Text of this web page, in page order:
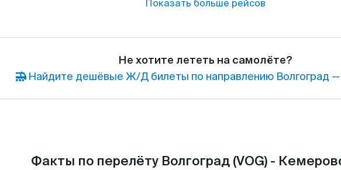
Показать больше рейсов
Не хотите лететь на самолёте?
Найдите дешёвые Ж/Д билеты по направлению Волгоград
Факты по перелёту Волгоград (VOG) -